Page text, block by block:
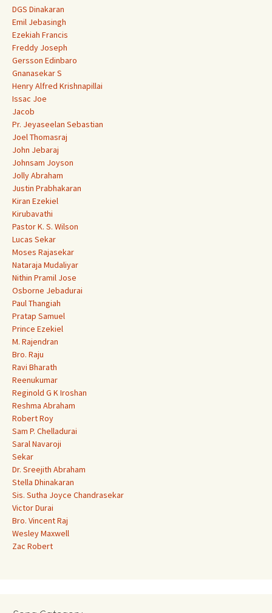
DGS Dinakaran
Emil Jebasingh
Ezekiah Francis
Freddy Joseph
Gersson Edinbaro
Gnanasekar S
Henry Alfred Krishnapillai
Issac Joe
Jacob
Pr. Jeyaseelan Sebastian
Joel Thomasraj
John Jebaraj
Johnsam Joyson
Jolly Abraham
Justin Prabhakaran
Kiran Ezekiel
Kirubavathi
Pastor K. S. Wilson
Lucas Sekar
Moses Rajasekar
Nataraja Mudaliyar
Nithin Pramil Jose
Osborne Jebadurai
Paul Thangiah
Pratap Samuel
Prince Ezekiel
M. Rajendran
Bro. Raju
Ravi Bharath
Reenukumar
Reginold G K Iroshan
Reshma Abraham
Robert Roy
Sam P. Chelladurai
Saral Navaroji
Sekar
Dr. Sreejith Abraham
Stella Dhinakaran
Sis. Sutha Joyce Chandrasekar
Victor Durai
Bro. Vincent Raj
Wesley Maxwell
Zac Robert